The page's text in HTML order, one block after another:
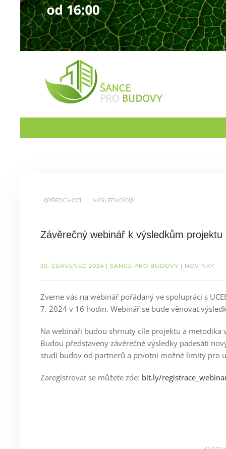
PŘEDCHOZÍ NÁSLEDUJÍCÍ
Závěrečný webinář k výsledkům
30. ČERVENEC 2024 | ŠANCE PRO BUDOVY | NOVINKY
Zveme vás na webinář pořádaný ve spolupráci s
7. 2024 v 16 hodin. Webinář se bude věnovat
Na webináři budou shrnuty cíle projektu a metodika
Budou představeny závěrečné výsledky padesáti
studí budov od partnerů a prvotní možné limity pro
Zaregistrovat se můžete zde: bit.ly/